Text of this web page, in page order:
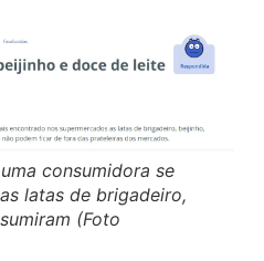
consumidora se
latas de brigadeiro,
(Foto